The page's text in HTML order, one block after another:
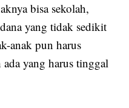
bisa sekolah,
yang tidak sedikit
anak pun harus
yang harus tinggal